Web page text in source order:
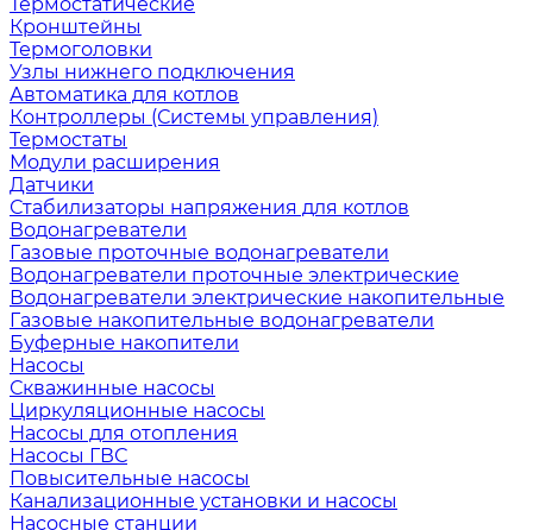
Кронштейны
Термоголовки
Узлы нижнего подключения
Автоматика для котлов
Контроллеры (Системы управления)
Термостаты
Модули расширения
Датчики
Стабилизаторы напряжения для котлов
Водонагреватели
Газовые проточные водонагреватели
Водонагреватели проточные электрические
Водонагреватели электрические накопительные
Газовые накопительные водонагреватели
Буферные накопители
Насосы
Скважинные насосы
Циркуляционные насосы
Насосы для отопления
Насосы ГВС
Повысительные насосы
Канализационные установки и насосы
Насосные станции